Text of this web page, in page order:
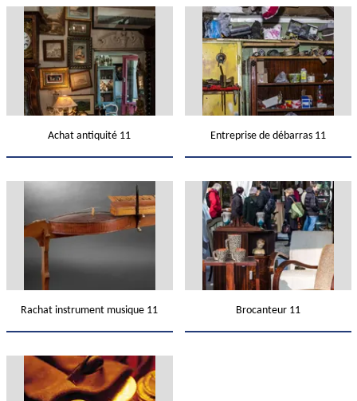
Achat antiquité 11 Entreprise de débarras 11
Rachat instrument musique 11 Brocanteur 11